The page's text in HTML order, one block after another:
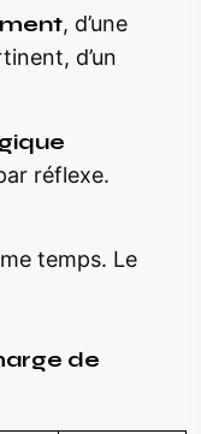
, d’une
d’un
réflexe.
temps. Le
de